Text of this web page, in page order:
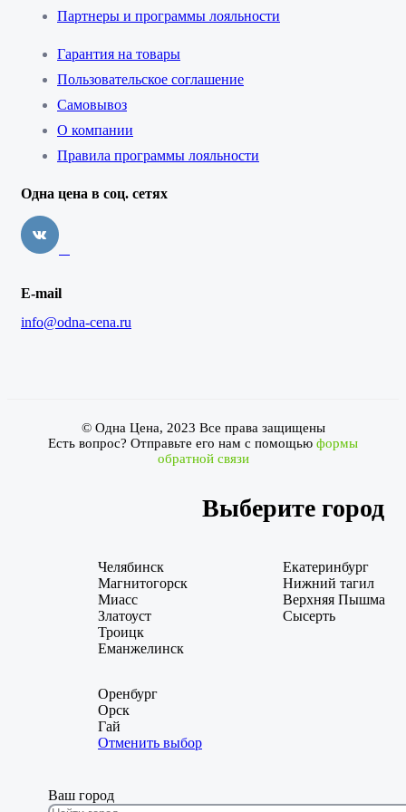
Партнеры и программы лояльности
Гарантия на товары
Пользовательское соглашение
Самовывоз
О компании
Правила программы лояльности
Одна цена в соц. сетях
E-mail
info@odna-cena.ru
© Одна Цена, 2023 Все права защищены
Есть вопрос? Отправьте его нам с помощью формы
обратной связи
Выберите город
Челябинск
Магнитогорск
Миасс
Златоуст
Троицк
Еманжелинск
Екатеринбург
Нижний тагил
Верхняя Пышма
Сысерть
Оренбург
Орск
Гай
Отменить выбор
Ваш город